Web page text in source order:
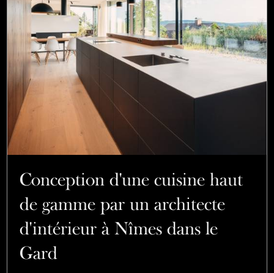
Conception d'une cuisine haut
de gamme par un architecte
d'intérieur à Nîmes dans le
Gard